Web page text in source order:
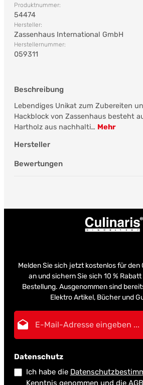
Produktnummer:
54474
Hersteller:
Zassenhaus International GmbH
Herstellernummer:
059311
Beschreibung
Lebendiges Unikat zum Zubereiten
Hackblock von Zassenhaus besteht
Hartholz aus nachhalti… Mehr
Hersteller
Bewertungen
Melden Sie sich jetzt kostenlos für
an und sichern Sie sich 10 %
Bestellung. Ausgenommen sind
Elektro Artikel, Bücher und
Datenschutz
Ich habe die
Kenntnis genommen und die AGB